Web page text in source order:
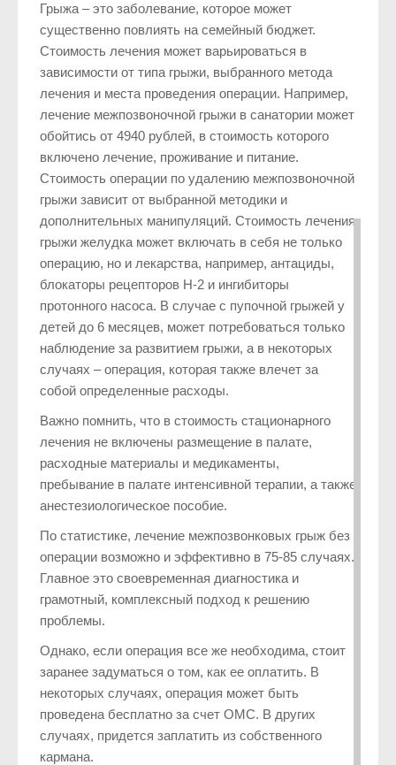
Грыжа – это заболевание, которое может
существенно повлиять на семейный бюджет.
Стоимость лечения может варьироваться в
зависимости от типа грыжи, выбранного метода
лечения и места проведения операции. Например,
лечение межпозвоночной грыжи в санатории может
обойтись от 4940 рублей, в стоимость которого
включено лечение, проживание и питание.
Стоимость операции по удалению межпозвоночной
грыжи зависит от выбранной методики и
дополнительных манипуляций. Стоимость лечения
грыжи желудка может включать в себя не только
операцию, но и лекарства, например, антациды,
блокаторы рецепторов H-2 и ингибиторы
протонного насоса. В случае с пупочной грыжей у
детей до 6 месяцев, может потребоваться только
наблюдение за развитием грыжи, а в некоторых
случаях – операция, которая также влечет за
собой определенные расходы.
Важно помнить, что в стоимость стационарного
лечения не включены размещение в палате,
расходные материалы и медикаменты,
пребывание в палате интенсивной терапии, а также
анестезиологическое пособие.
По статистике, лечение межпозвонковых грыж без
операции возможно и эффективно в 75-85 случаях.
Главное это своевременная диагностика и
грамотный, комплексный подход к решению
проблемы.
Однако, если операция все же необходима, стоит
заранее задуматься о том, как ее оплатить. В
некоторых случаях, операция может быть
проведена бесплатно за счет ОМС. В других
случаях, придется заплатить из собственного
кармана.